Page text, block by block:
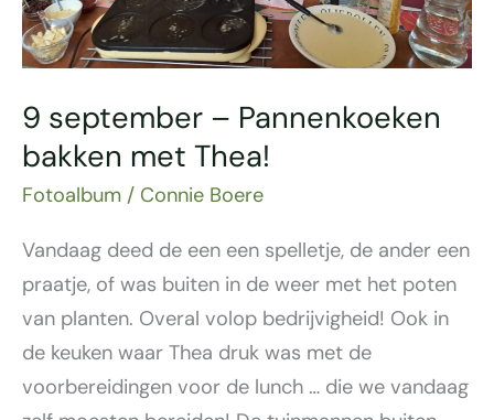
9 september – Pannenkoeken
bakken met Thea!
Fotoalbum / Connie Boere
Vandaag deed de een een spelletje, de ander een
praatje, of was buiten in de weer met het poten
van planten. Overal volop bedrijvigheid! Ook in
de keuken waar Thea druk was met de
voorbereidingen voor de lunch … die we vandaag